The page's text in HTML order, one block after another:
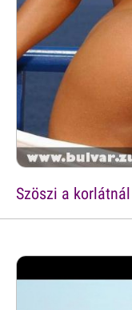
Szöszi a korlátnál